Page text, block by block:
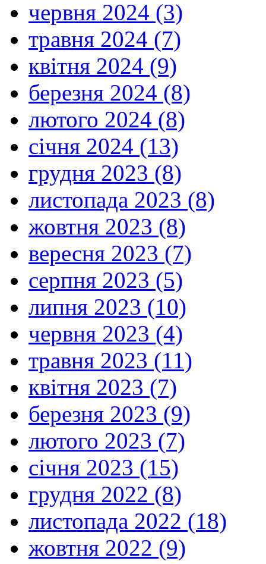
червня 2024 (3)
травня 2024 (7)
квітня 2024 (9)
березня 2024 (8)
лютого 2024 (8)
січня 2024 (13)
грудня 2023 (8)
листопада 2023 (8)
жовтня 2023 (8)
вересня 2023 (7)
серпня 2023 (5)
липня 2023 (10)
червня 2023 (4)
травня 2023 (11)
квітня 2023 (7)
березня 2023 (9)
лютого 2023 (7)
січня 2023 (15)
грудня 2022 (8)
листопада 2022 (18)
жовтня 2022 (9)